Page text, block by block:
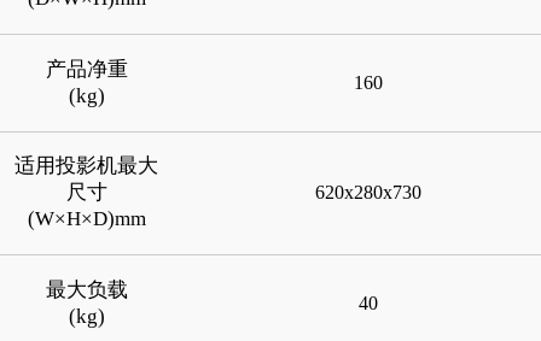
产品净重
(kg)
160
适用投影机最大
尺寸
(W×H×D)mm
620x280x730
最大负载
(kg)
40